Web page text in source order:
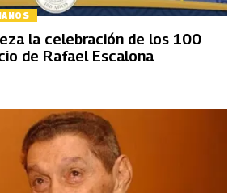
la celebración de los 100
de Rafael Escalona